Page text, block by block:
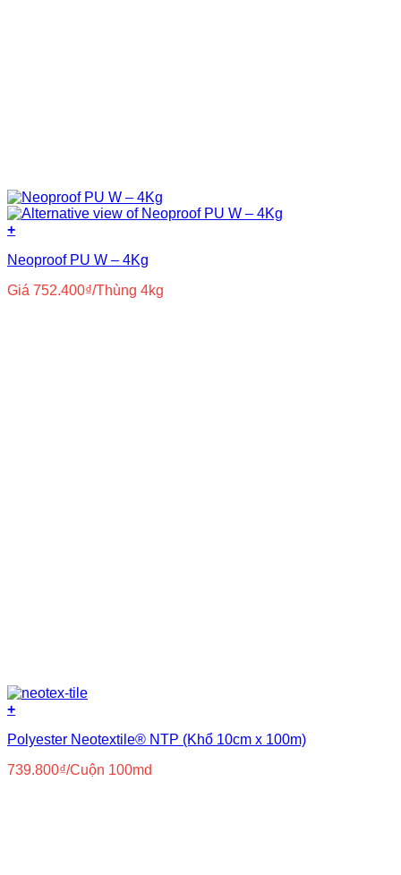
+
Neoproof PU W – 4Kg
Giá 752.400₫/Thùng 4kg
+
Polyester Neotextile® NTP (Khổ 10cm x 100m)
739.800₫/Cuộn 100md